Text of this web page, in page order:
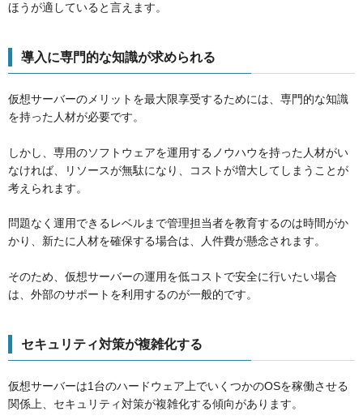
ほうが適していると言えます。
導入に専門的な知識が求められる
仮想サーバーのメリットを最大限享受するためには、専門的な知識
を持った人材が必要です。
しかし、専用のソフトウェアを運用するノウハウを持った人材がい
なければ、リソースが無駄になり、コストが増大してしまうことが
考えられます。
問題なく運用できるレベルまで管理担当者を教育するのは時間がか
かり、新たに人材を確保する場合は、人件費が懸念されます。
そのため、仮想サーバーの運用を低コストで安全に行いたい場合
は、外部のサポートを利用するのが一般的です。
セキュリティ対策が複雑化する
仮想サーバーは1台のハードウェア上でいくつかのOSを稼働させる
関係上、セキュリティ対策が複雑化する傾向があります。